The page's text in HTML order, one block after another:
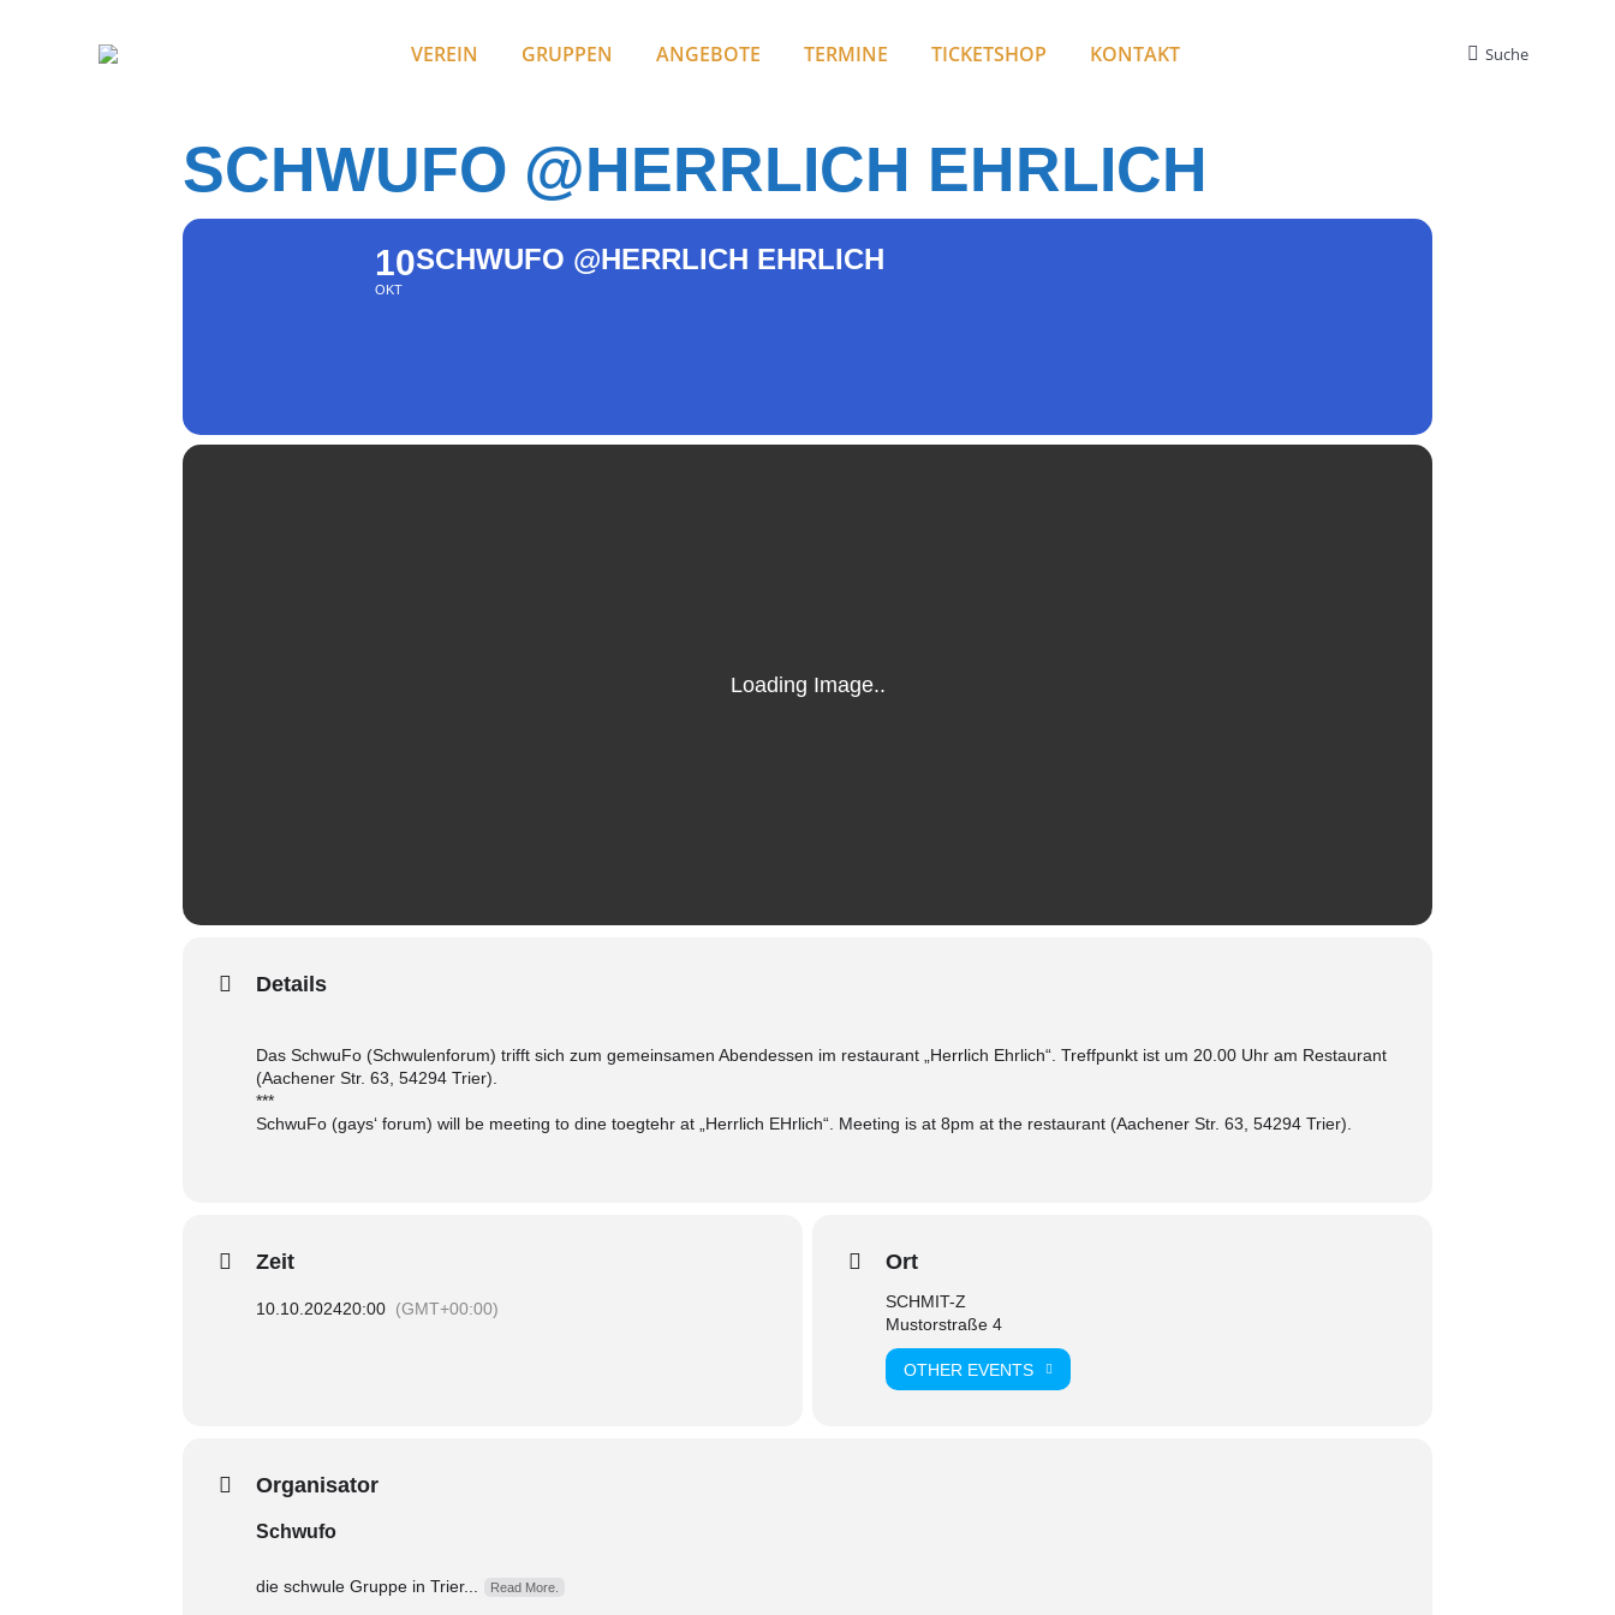
VEREIN GRUPPEN ANGEBOTE TERMINE TICKETSHOP KONTAKT Search:
Suche
SCHWUFO @HERRLICH EHRLICH
10
OKT
SCHWUFO @HERRLICH EHRLICH
Details
Das SchwuFo (Schwulenforum) trifft sich zum gemeinsamen Abendessen im restaurant „Herrlich Ehrlich“. Treffpunkt ist um 20.00 Uhr am Restaurant
(Aachener Str. 63, 54294 Trier).
***
SchwuFo (gays‘ forum) will be meeting to dine toegtehr at „Herrlich EHrlich“. Meeting is at 8pm at the restaurant (Aachener Str. 63, 54294 Trier).
Zeit
10.10.202420:00 (GMT+00:00)
Ort
SCHMIT-Z
Mustorstraße 4
OTHER EVENTS
Organisator
Schwufo
die schwule Gruppe in Trier... Read More.